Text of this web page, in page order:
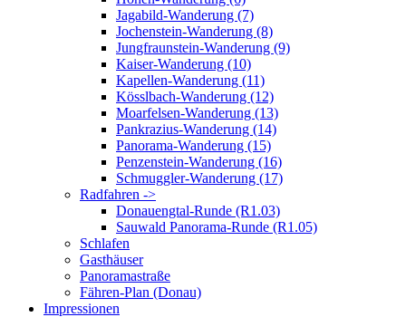
Jagabild-Wanderung (7)
Jochenstein-Wanderung (8)
Jungfraunstein-Wanderung (9)
Kaiser-Wanderung (10)
Kapellen-Wanderung (11)
Kösslbach-Wanderung (12)
Moarfelsen-Wanderung (13)
Pankrazius-Wanderung (14)
Panorama-Wanderung (15)
Penzenstein-Wanderung (16)
Schmuggler-Wanderung (17)
Radfahren ->
Donauengtal-Runde (R1.03)
Sauwald Panorama-Runde (R1.05)
Schlafen
Gasthäuser
Panoramastraße
Fähren-Plan (Donau)
Impressionen